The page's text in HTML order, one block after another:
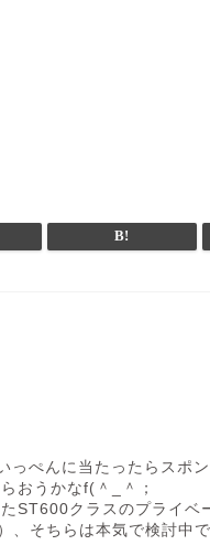
ぺんに当たったらスポ
おうかなf(＾_＾；
ST600クラスのプライ
そちらは本気で検討中